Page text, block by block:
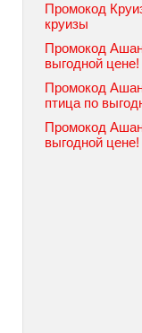
Промокод
круизы
Промокод
выгодной цене!
Промокод
птица по
Промокод
выгодной цене!